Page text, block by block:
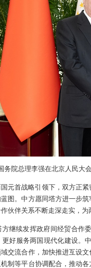
务院总理李强在北京人民大
元首战略引领下，双方正
图。中方愿同塔方进一步
伙伴关系不断走深走实，为
继续发挥政府间经贸合作
好服务两国现代化建设。
交流合作，加快推进互设
制等平台协调配合，推动